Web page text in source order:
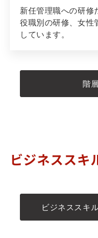
新任管理職への研修
役職別の研修、女性
しています。
階
ビジネススキ
ビジネススキ